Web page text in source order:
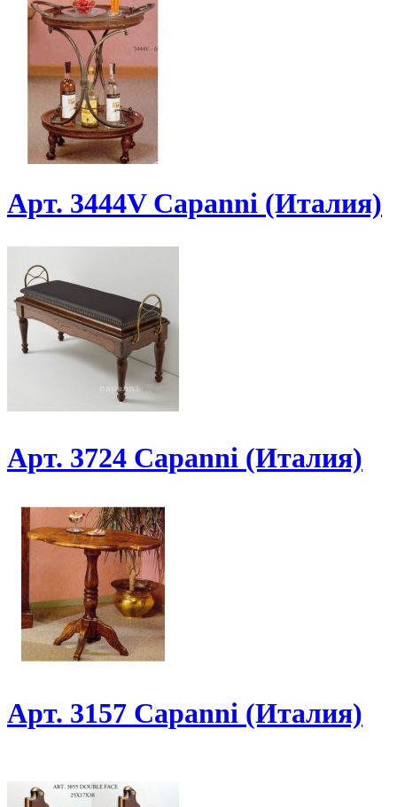
Арт. 3444V Capanni (Италия)
Арт. 3724 Capanni (Италия)
Арт. 3157 Capanni (Италия)